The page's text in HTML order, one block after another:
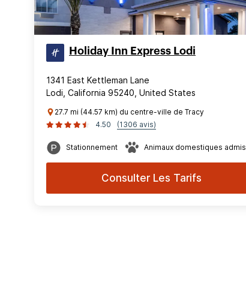
Holiday Inn Express Lodi
1341 East Kettleman Lane
Lodi, California 95240, United States
27.7 mi (44.57 km) du centre-ville de Tracy
4.50
(1306 avis)
Stationnement Animaux domestiques admis
Consulter Les Tarifs